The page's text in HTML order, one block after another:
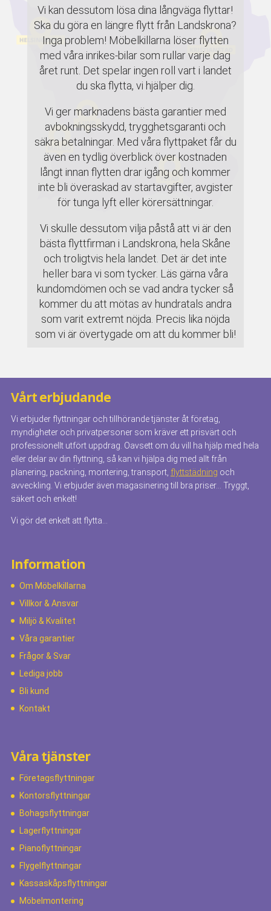
Vi kan dessutom lösa dina långväga flyttar!
Ska du göra en längre flytt från Landskrona?
Inga problem! Möbelkillarna löser flytten
med våra inrikes-bilar som rullar varje dag
året runt. Det spelar ingen roll vart i landet
du ska flytta, vi hjälper dig.
Vi ger marknadens bästa garantier med
avbokningsskydd, trygghetsgaranti och
säkra betalningar. Med våra flyttpaket får du
även en tydlig överblick över kostnaden
långt innan flytten drar igång och kommer
inte bli överaskad av startavgifter, avgister
för tunga lyft eller körersättningar.
Vi skulle dessutom vilja påstå att vi är den
bästa flyttfirman i Landskrona, hela Skåne
och troligtvis hela landet. Det är det inte
heller bara vi som tycker. Läs gärna våra
kundomdömen och se vad andra tycker så
kommer du att mötas av hundratals andra
som varit extremt nöjda. Precis lika nöjda
som vi är övertygade om att du kommer bli!
Vårt erbjudande
Vi erbjuder flyttningar och tillhörande tjänster åt företag,
myndigheter och privatpersoner som kräver ett prisvärt och
professionellt utfört uppdrag. Oavsett om du vill ha hjälp med hela
eller delar av din flyttning, så kan vi hjälpa dig med allt från
planering, packning, montering, transport, flyttstädning och
avveckling. Vi erbjuder även magasinering till bra priser… Tryggt,
säkert och enkelt!
Vi gör det enkelt att flytta…
Information
Om Möbelkillarna
Villkor & Ansvar
Miljö & Kvalitet
Våra garantier
Frågor & Svar
Lediga jobb
Bli kund
Kontakt
Våra tjänster
Företagsflyttningar
Kontorsflyttningar
Bohagsflyttningar
Lagerflyttningar
Pianoflyttningar
Flygelflyttningar
Kassaskåpsflyttningar
Möbelmontering